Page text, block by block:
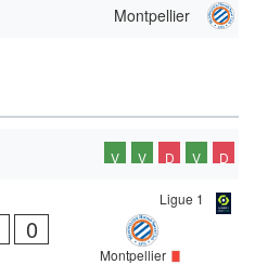
Montpellier
V V D V D
Ligue 1
0
Montpellier